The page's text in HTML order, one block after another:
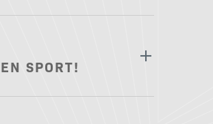
Anreise & Mobilität
SPORT!